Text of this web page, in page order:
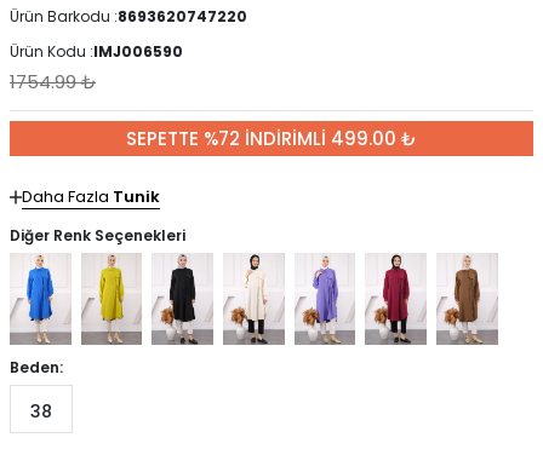
Ürün Barkodu :8693620747220
Ürün Kodu :IMJ006590
1754.99₺
SEPETTE %72 İNDİRİMLİ 499.00 ₺
Daha Fazla Tunik
Diğer Renk Seçenekleri
Beden:
38